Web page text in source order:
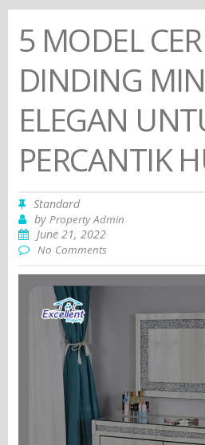
5 MODEL
DINDING
ELEGAN
PERCANTIK
Standard
byProperty Admin
June 21, 2022
No Comments